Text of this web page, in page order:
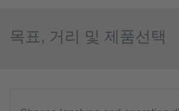
목표, 거리 및 제품선택